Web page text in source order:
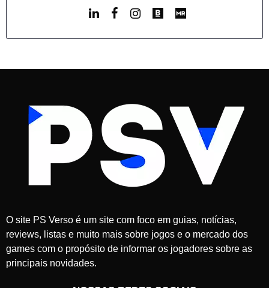
O site PS Verso é um site com foco em guias, notícias,
reviews, listas e muito mais sobre jogos e o mercado dos
games com o propósito de informar os jogadores sobre as
principais novidades.